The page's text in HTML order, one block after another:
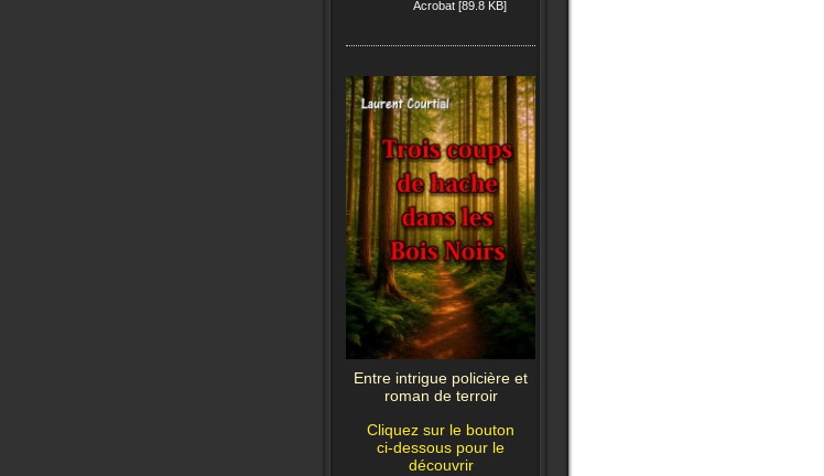
Acrobat [89.8 KB]
Entre intrigue policière et
roman de terroir
Cliquez sur le bouton
ci-dessous pour le
découvrir